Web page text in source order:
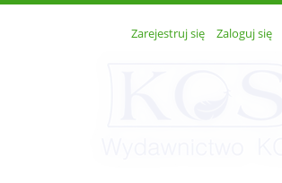
Zarejestruj się Zaloguj się